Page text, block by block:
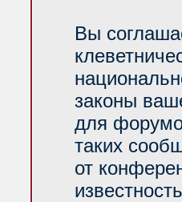
Вы
законы
для
таких
от